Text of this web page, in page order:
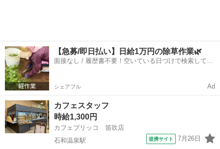
【急募/即日払い】日給1万円の除草作業🌿
面接なし / 履歴書不要！空いている日づけで検索して即
シェアフル Ad
カフェスタッフ
時給1,300円
カフェブリッコ 笛吹店
石和温泉駅
提携サイト 7月26日